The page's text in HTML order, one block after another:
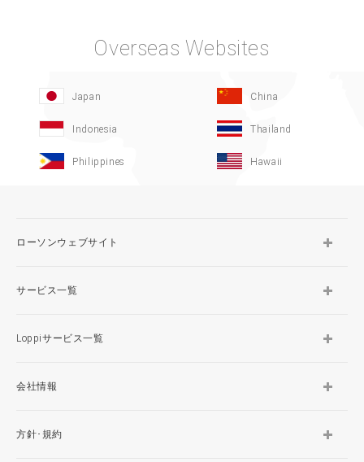
Overseas Websites
Japan China
Indonesia Thailand
Philippines Hawaii
ローソンウェブサイト
サービス一覧
Loppiサービス一覧
会社情報
方針･規約